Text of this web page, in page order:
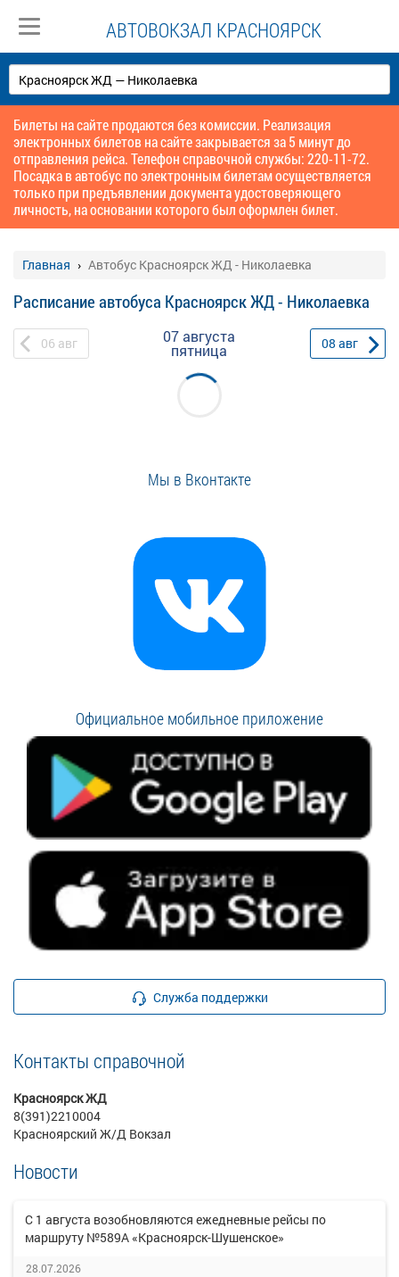
АВТОВОКЗАЛ КРАСНОЯРСК
Билеты на сайте продаются без комиссии. Реализация
электронных билетов на сайте закрывается за 5 минут до
отправления рейса. Телефон справочной службы: 220-11-72.
Посадка в автобус по электронным билетам осуществляется
только при предъявлении документа удостоверяющего
личность, на основании которого был оформлен билет.
Главная Автобус Красноярск ЖД - Николаевка
Расписание автобуса Красноярск ЖД - Николаевка
06 авг 07 августа
пятница 08 авг
Мы в Вконтакте
Официальное мобильное приложение
Служба поддержки
Контакты справочной
Красноярск ЖД
8(391)2210004
Красноярский Ж/Д Вокзал
Новости
С 1 августа возобновляются ежедневные рейсы по
маршруту №589А «Красноярск-Шушенское»
28.07.2026